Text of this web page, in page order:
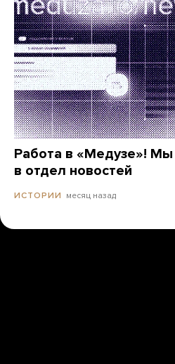
Работа в «Медузе»!
в отдел новостей
ИСТОРИИ месяц назад